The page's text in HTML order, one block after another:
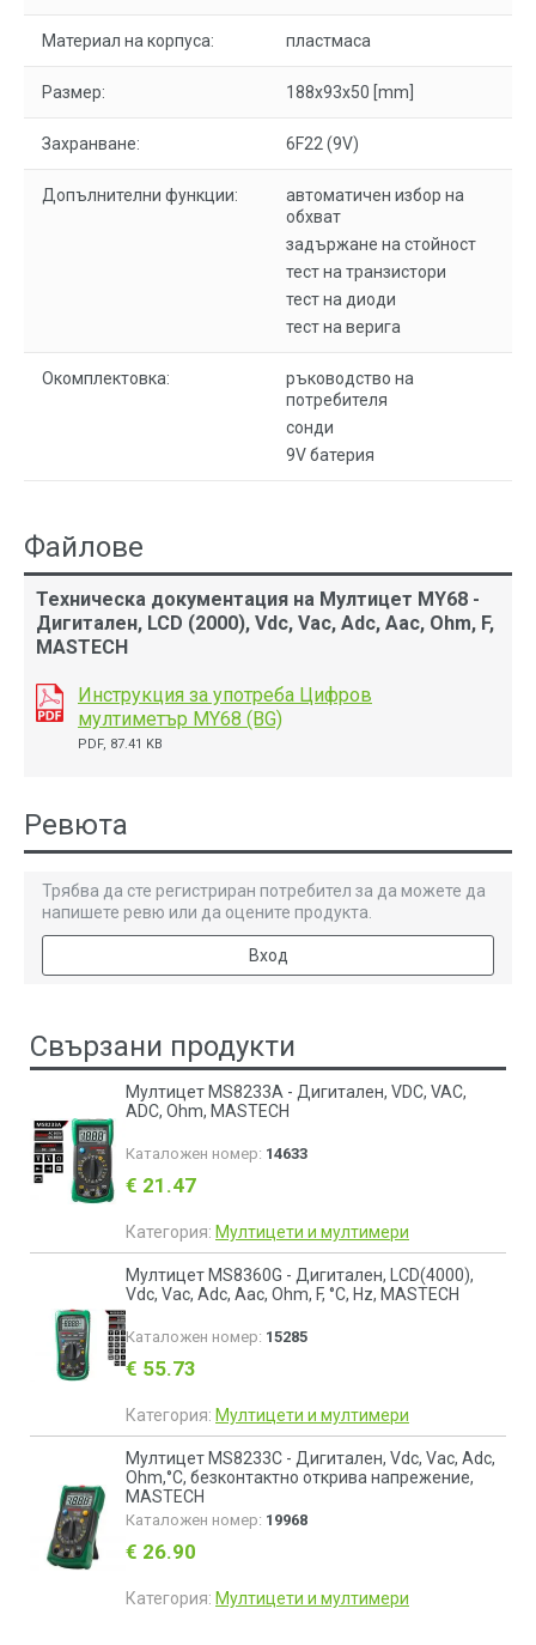
Материал на корпуса: пластмаса
Размер: 188x93x50 [mm]
Захранване: 6F22 (9V)
Допълнителни функции:
автоматичен избор на
обхват
задържане на стойност
тест на транзистори
тест на диоди
тест на верига
Окомплектовка:
ръководство на
потребителя
сонди
9V батерия
Файлове
Техническа документация на Мултицет MY68 -
Дигитален, LCD (2000), Vdc, Vac, Adc, Aac, Ohm, F,
MASTECH
Инструкция за употреба Цифров
мултиметър MY68 (BG)
PDF, 87.41 KB
Ревюта
Трябва да сте регистриран потребител за да можете да
напишете ревю или да оцените продукта.
Вход
Свързани продукти
Мултицет MS8233A - Дигитален, VDC, VAC,
ADC, Ohm, MASTECH
Каталожен номер: 14633
€ 21.47
Категория: Мултицети и мултимери
Мултицет MS8360G - Дигитален, LCD(4000),
Vdc, Vac, Adc, Aac, Ohm, F, °C, Hz, MASTECH
Каталожен номер: 15285
€ 55.73
Категория: Мултицети и мултимери
Мултицет MS8233C - Дигитален, Vdc, Vac, Adc,
Ohm,°C, безконтактно открива напрежение,
MASTECH
Каталожен номер: 19968
€ 26.90
Категория: Мултицети и мултимери